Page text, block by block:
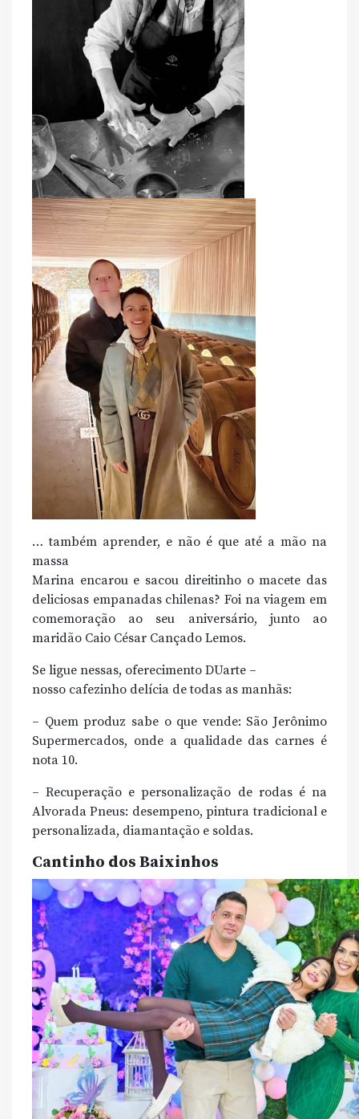
… também aprender, e não é que até a mão na
massa
Marina encarou e sacou direitinho o macete das
deliciosas empanadas chilenas? Foi na viagem em
comemoração ao seu aniversário, junto ao
maridão Caio César Cançado Lemos.
Se ligue nessas, oferecimento DUarte –
nosso cafezinho delícia de todas as manhãs:
– Quem produz sabe o que vende: São Jerônimo
Supermercados, onde a qualidade das carnes é
nota 10.
– Recuperação e personalização de rodas é na
Alvorada Pneus: desempeno, pintura tradicional e
personalizada, diamantação e soldas.
Cantinho dos Baixinhos